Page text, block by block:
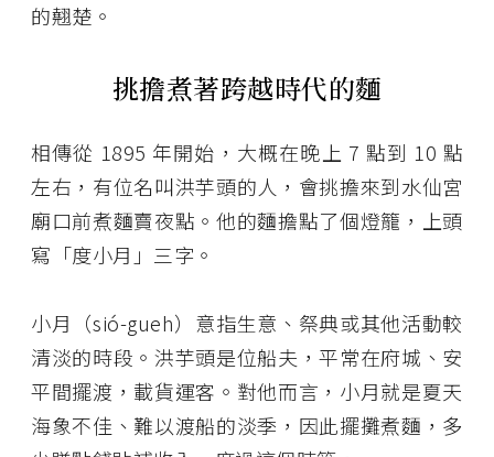
的翹楚。
挑擔煮著跨越時代的麵
相傳從 1895 年開始，大概在晚上 7 點到 10 點
左右，有位名叫洪芋頭的人，會挑擔來到水仙宮
廟口前煮麵賣夜點。他的麵擔點了個燈籠，上頭
寫「度小月」三字。
小月（sió-gueh）意指生意、祭典或其他活動較
清淡的時段。洪芋頭是位船夫，平常在府城、安
平間擺渡，載貨運客。對他而言，小月就是夏天
海象不佳、難以渡船的淡季，因此擺攤煮麵，多